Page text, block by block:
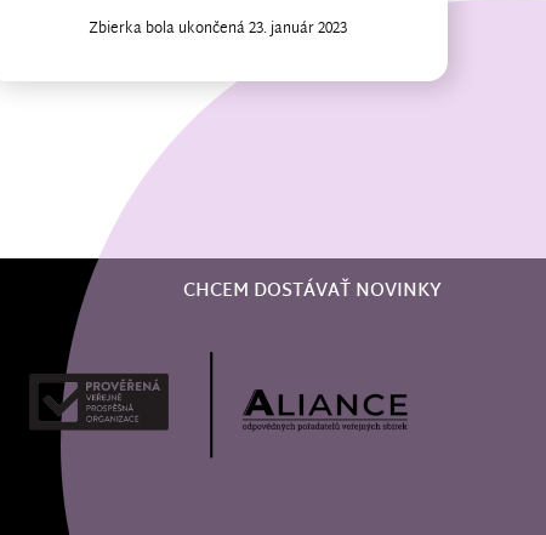
Zbierka bola ukončená 23. január 2023
CHCEM DOSTÁVAŤ NOVINKY